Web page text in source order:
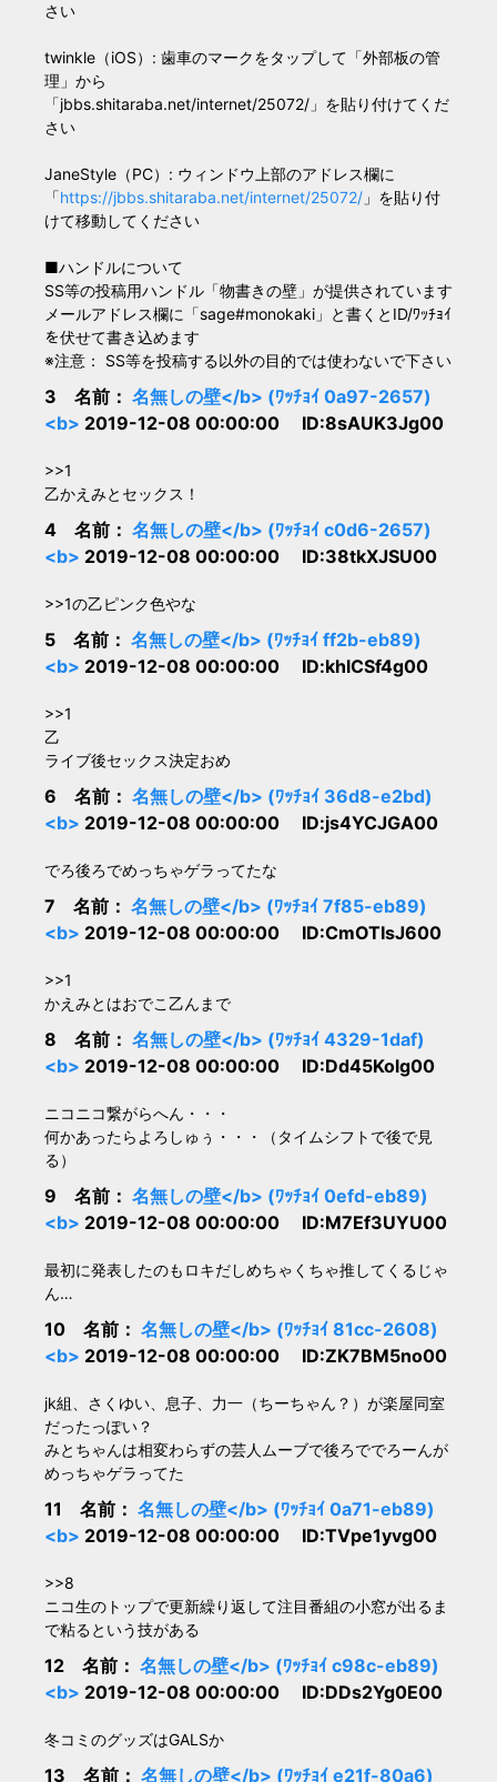
さい
twinkle（iOS）: 歯車のマークをタップして「外部板の管
理」から
「jbbs.shitaraba.net/internet/25072/」を貼り付けてくだ
さい
JaneStyle（PC）: ウィンドウ上部のアドレス欄に
「https://jbbs.shitaraba.net/internet/25072/ 」を貼り付
けて移動してください
■ハンドルについて
SS等の投稿用ハンドル「物書きの壁」が提供されています
メールアドレス欄に「sage#monokaki」と書くとID/ﾜｯﾁｮｲ
を伏せて書き込めます
※注意： SS等を投稿する以外の目的では使わないで下さい
3 名前： 名無しの壁</b> (ﾜｯﾁｮｲ 0a97-2657)
<b> 2019-12-08 00:00:00 ID:8sAUK3Jg00
>>1
乙かえみとセックス！
4 名前： 名無しの壁</b> (ﾜｯﾁｮｲ c0d6-2657)
<b> 2019-12-08 00:00:00 ID:38tkXJSU00
>>1の乙ピンク色やな
5 名前： 名無しの壁</b> (ﾜｯﾁｮｲ ff2b-eb89)
<b> 2019-12-08 00:00:00 ID:khlCSf4g00
>>1
乙
ライブ後セックス決定おめ
6 名前： 名無しの壁</b> (ﾜｯﾁｮｲ 36d8-e2bd)
<b> 2019-12-08 00:00:00 ID:js4YCJGA00
でろ後ろでめっちゃゲラってたな
7 名前： 名無しの壁</b> (ﾜｯﾁｮｲ 7f85-eb89)
<b> 2019-12-08 00:00:00 ID:CmOTIsJ600
>>1
かえみとはおでこ乙んまで
8 名前： 名無しの壁</b> (ﾜｯﾁｮｲ 4329-1daf)
<b> 2019-12-08 00:00:00 ID:Dd45Kolg00
ニコニコ繋がらへん・・・
何かあったらよろしゅぅ・・・（タイムシフトで後で見
る）
9 名前： 名無しの壁</b> (ﾜｯﾁｮｲ 0efd-eb89)
<b> 2019-12-08 00:00:00 ID:M7Ef3UYU00
最初に発表したのもロキだしめちゃくちゃ推してくるじゃ
ん…
10 名前： 名無しの壁</b> (ﾜｯﾁｮｲ 81cc-2608)
<b> 2019-12-08 00:00:00 ID:ZK7BM5no00
jk組、さくゆい、息子、力一（ちーちゃん？）が楽屋同室
だったっぽい？
みとちゃんは相変わらずの芸人ムーブで後ろででろーんが
めっちゃゲラってた
11 名前： 名無しの壁</b> (ﾜｯﾁｮｲ 0a71-eb89)
<b> 2019-12-08 00:00:00 ID:TVpe1yvg00
>>8
ニコ生のトップで更新繰り返して注目番組の小窓が出るま
で粘るという技がある
12 名前： 名無しの壁</b> (ﾜｯﾁｮｲ c98c-eb89)
<b> 2019-12-08 00:00:00 ID:DDs2Yg0E00
冬コミのグッズはGALSか
13 名前： 名無しの壁</b> (ﾜｯﾁｮｲ e21f-80a6)